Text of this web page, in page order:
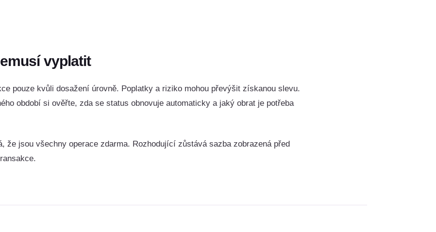
vyplatit
pouze kvůli dosažení úrovně. Poplatky a riziko mohou převýšit získanou slevu.
období si ověřte, zda se status obnovuje automaticky a jaký obrat je potřeba
že jsou všechny operace zdarma. Rozhodující zůstává sazba zobrazená před